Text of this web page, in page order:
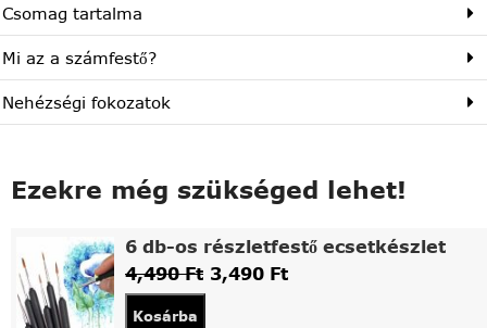
Csomag tartalma
Mi az a számfestő?
Nehézségi fokozatok
Ezekre még szükséged lehet!
6 db-os részletfestő ecsetkészlet
4,490Ft 3,490 Ft
Kosárba